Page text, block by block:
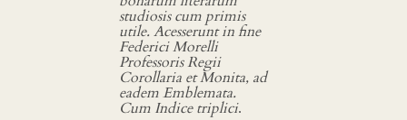
studiosis cum primis
utile. Acesserunt in fine
Federici Morelli
Professoris Regii
Corollaria et Monita, ad
eadem Emblemata.
Cum Indice triplici.